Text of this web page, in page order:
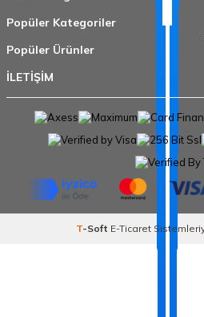
Popüler Kategoriler
Popüler Ürünler
İLETİŞİM
T-Soft E-Ticaret